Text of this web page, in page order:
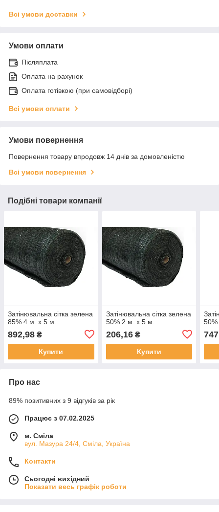
Всі умови доставки
Умови оплати
Післяплата
Оплата на рахунок
Оплата готівкою (при самовідборі)
Всі умови оплати
Умови повернення
Повернення товару впродовж 14 днів за домовленістю
Всі умови повернення
Подібні товари компанії
Затінювальна сітка зелена
85% 4 м. х 5 м.
892,98 ₴
Купити
Затінювальна сітка зелена
50% 2 м. х 5 м.
206,16₴
Купити
Про нас
89% позитивних з 9 відгуків за рік
Працює з 07.02.2025
м. Сміла
вул. Мазура 24/4, Сміла, Україна
Контакти
Сьогодні вихідний
Показати весь графік роботи